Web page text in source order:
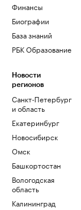
Финансы
Биографии
База знаний
РБК Образование
Новости
регионов
Санкт-Петербург
и область
Екатеринбург
Новосибирск
Омск
Башкортостан
Вологодская
область
Калининград